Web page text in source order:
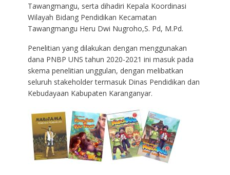
Tawangmangu, serta dihadiri Kepala Koordinasi
Wilayah Bidang Pendidikan Kecamatan
Tawangmangu Heru Dwi Nugroho,S. Pd, M.Pd.
Penelitian yang dilakukan dengan menggunakan
dana PNBP UNS tahun 2020-2021 ini masuk pada
skema penelitian unggulan, dengan melibatkan
seluruh stakeholder termasuk Dinas Pendidikan dan
Kebudayaan Kabupaten Karanganyar.